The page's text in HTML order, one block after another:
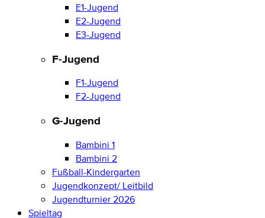
E1-Jugend
E2-Jugend
E3-Jugend
F-Jugend
F1-Jugend
F2-Jugend
G-Jugend
Bambini 1
Bambini 2
Fußball-Kindergarten
Jugendkonzept/ Leitbild
Jugendturnier 2026
Spieltag